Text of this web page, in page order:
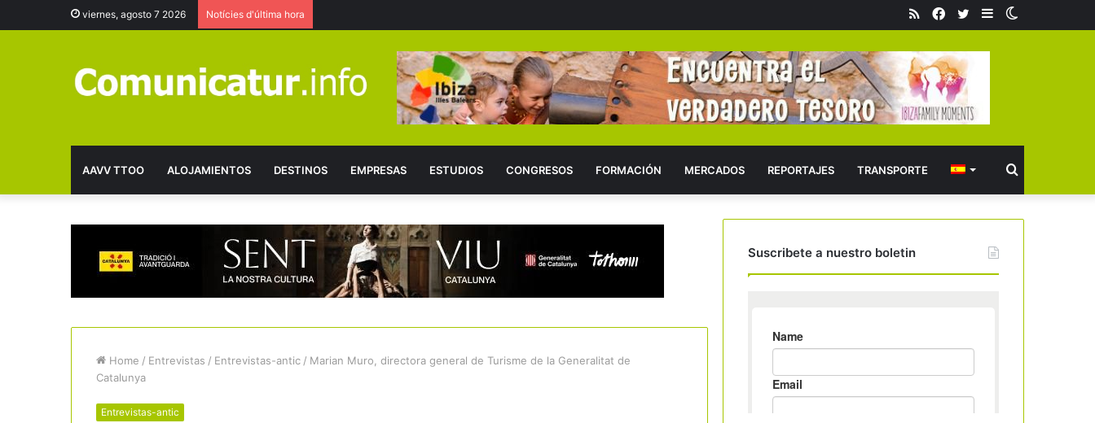
viernes, agosto 7 2026 Notícies d'última hora
Barra
Twitter
Facebook
RSS
AAVV TTOO ALOJAMIENTOS DESTINOS EMPRESAS ESTUDIOS CONGRESOS FORMACIÓN MERCADOS REPORTAJES TRANSPORTE Buscar
Home / Entrevistas / Entrevistas-antic / Marian Muro, directora general de Turisme de la Generalitat de
Catalunya
Entrevistas-antic
Suscribete a nuestro boletin